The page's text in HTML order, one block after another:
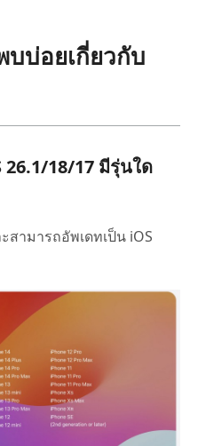
บ่อยเกี่ยวกับ
26.1/18/17 มีรุ่นใด
ามารถอัพเดทเป็น iOS